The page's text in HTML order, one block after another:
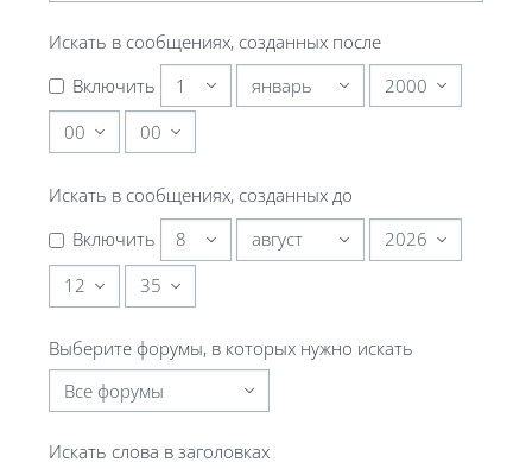
Искать в сообщениях, созданных после
Включить
День
Год
Час
Минута
Искать в сообщениях, созданных до
Включить
День
Год
Час
Минута
Выберите форумы, в которых нужно искать
Искать слова в заголовках